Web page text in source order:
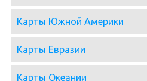
Карты Южной Америки
Карты Евразии
Карты Океании